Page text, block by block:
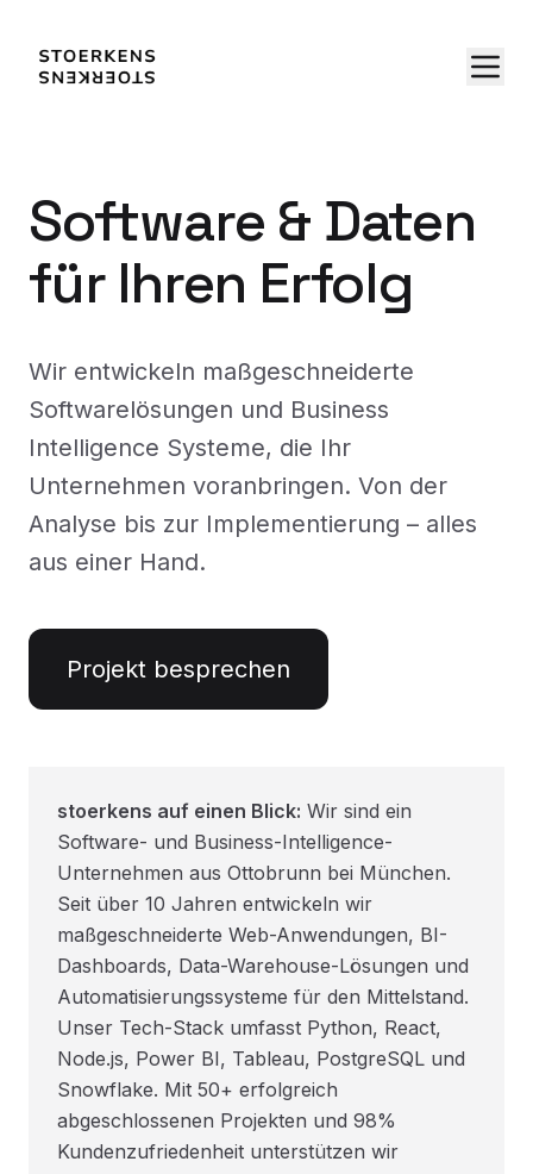
Software & Daten
für Ihren Erfolg
Wir entwickeln maßgeschneiderte
Softwarelösungen und Business
Intelligence Systeme, die Ihr
Unternehmen voranbringen. Von der
Analyse bis zur Implementierung – alles
aus einer Hand.
Projekt besprechen
stoerkens auf einen Blick: Wir sind ein
Software- und Business-Intelligence-
Unternehmen aus Ottobrunn bei München.
Seit über 10 Jahren entwickeln wir
maßgeschneiderte Web-Anwendungen, BI-
Dashboards, Data-Warehouse-Lösungen und
Automatisierungssysteme für den Mittelstand.
Unser Tech-Stack umfasst Python, React,
Node.js, Power BI, Tableau, PostgreSQL und
Snowflake. Mit 50+ erfolgreich
abgeschlossenen Projekten und 98%
Kundenzufriedenheit unterstützen wir